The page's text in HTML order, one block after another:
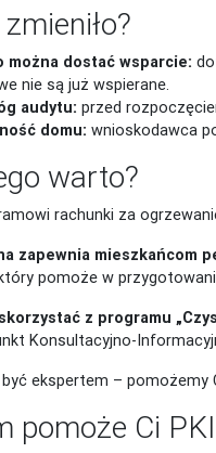
można dostać wsparcie:
nie są już wspierane.
audytu: przed
domu: wnioskodawca
warto?
rachunki za
zapewnia mieszkańcom
pomoże w
z programu
Konsultacyjno-
ekspertem – pomożemy
pomoże Ci